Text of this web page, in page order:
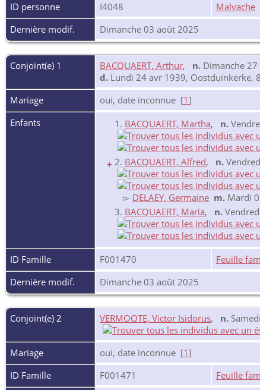
ID personne
I4048
Malvache
Dernière modif.
Dimanche 03 août 2025
Conjoint(e) 1 BACQUAERT, Arthur, n. Dimanche
d. Lundi 24 avr 1939, Oostduinkerke,
Mariage
oui, date inconnue [1]
Enfants
1. BACQUAERT, Martha, n.
+ 2. BACQUAERT, Alfred, n.
▻ DELAEY, Germaine m. Mardi
3. BACQUAERT, Maria, n.
ID Famille
F001470 Feuille
Dernière modif.
Dimanche 03 août 2025
Conjoint(e) 2 VERMOOTE, Victor Isidorus, n.
Mariage
oui, date inconnue [1]
ID Famille
F001471 Feuille